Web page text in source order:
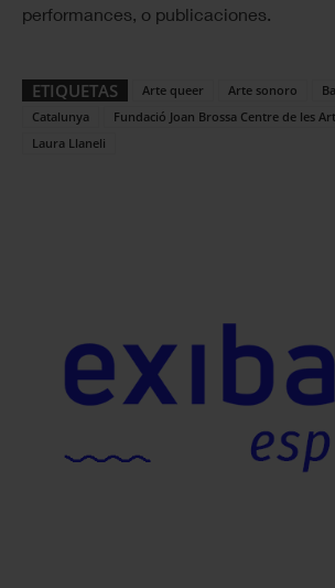
performances, o publicaciones.
ETIQUETAS Arte queer Arte sonoro
Catalunya
Fundació Joan Brossa Centre de les
Laura Llaneli